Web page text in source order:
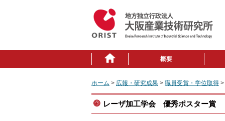
概要
ホーム > 広報・研究成果 > 職員受賞・学位取得
レーザ加工学会 優秀ポスター賞